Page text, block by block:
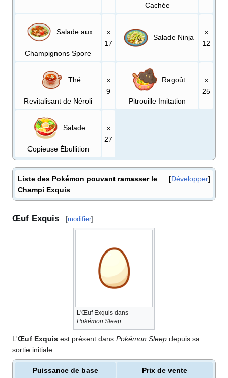
Cachée
Salade aux
Champignons Spore
×
17
Salade Ninja
×
12
Thé
Revitalisant de Néroli
×
9
Ragoût
Pitrouille Imitation
×
25
Salade
Copieuse Ébullition
×
27
Développer
Liste des Pokémon pouvant ramasser le
Champi Exquis
Œuf Exquis [modifier]
L'Œuf Exquis dans
Pokémon Sleep.
L'Œuf Exquis est présent dans Pokémon Sleep depuis sa
sortie initiale.
Puissance de base Prix de vente